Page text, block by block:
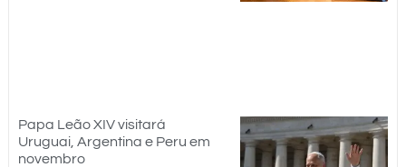
Papa Leão XIV visitará
Uruguai, Argentina e Peru em
novembro